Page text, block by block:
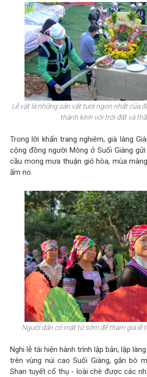
Lễ vật là những sản vật tươi ngon nhất của
thành kính với trời đất và
Trong lời khấn trang nghiêm, già làng
cộng đồng người Mông ở Suối Giàng
cầu mong mưa thuận gió hòa, mùa
ấm no.
Người dân có mặt từ sớm để tham gia lễ
Nghi lễ tái hiện hành trình lập bản, lập
trên vùng núi cao Suối Giàng, gắn bó
Shan tuyết cổ thụ - loài chè được các